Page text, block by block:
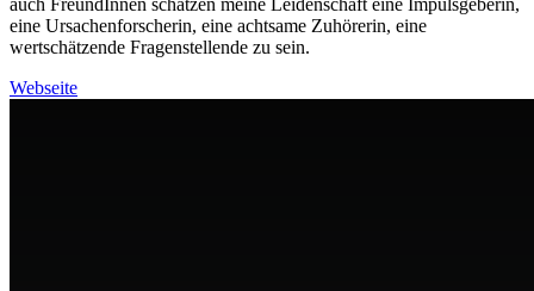
auch FreundInnen schätzen meine Leidenschaft eine Impulsgeberin,
eine Ursachenforscherin, eine achtsame Zuhörerin, eine
wertschätzende Fragenstellende zu sein.
Webseite